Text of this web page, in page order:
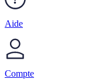
Aide
Compte